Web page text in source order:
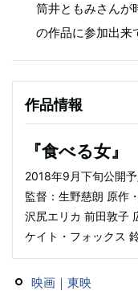
筒井ともみさんが
の作品に参加出来
作品情報
『食べる女』
2018年9月下旬公開
監督：生野慈朗 原作
沢尻エリカ 前田敦子
ケイト・フォックス
映画｜東映